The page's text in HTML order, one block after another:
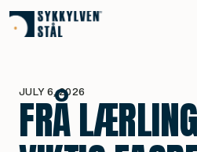
JULY 6, 2026
FRÅ